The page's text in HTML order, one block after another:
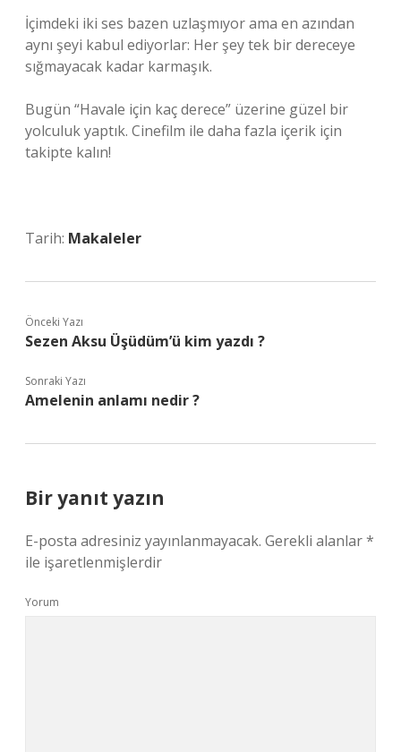
İçimdeki iki ses bazen uzlaşmıyor ama en azından
aynı şeyi kabul ediyorlar: Her şey tek bir dereceye
sığmayacak kadar karmaşık.
Bugün “Havale için kaç derece” üzerine güzel bir
yolculuk yaptık. Cinefilm ile daha fazla içerik için
takipte kalın!
Tarih: Makaleler
Önceki Yazı
Sezen Aksu Üşüdüm’ü kim yazdı ?
Sonraki Yazı
Amelenin anlamı nedir ?
Bir yanıt yazın
E-posta adresiniz yayınlanmayacak. Gerekli alanlar*
ile işaretlenmişlerdir
Yorum